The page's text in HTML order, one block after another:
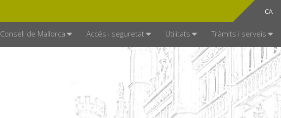
CA
ES
Consell de Mallorca Accés i seguretat Utilitats Tràmits i serveis